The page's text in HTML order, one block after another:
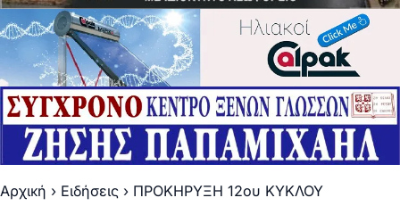
Αρχική › Ειδήσεις › ΠΡΟΚΗΡΥΞΗ 12ου ΚΥΚΛΟΥ